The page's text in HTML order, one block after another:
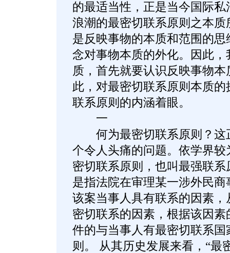
的最适当性，正是当今国际私
浪潮的最密切联系原则之本
是反映事物的本质和范围的
念对事物本质的外化。因此
质，首先就要认识反映事物
此，对最密切联系原则本质
联系原则的内涵着眼。
一
何为最密切联系原则？这
个令人头痛的问题。依学界
密切联系原则，也叫最强联
是指法院在审理某一涉外民
该案当事人具有联系的因素
密切联系的因素，根据该因
件的与当事人有最密切联系
则。 从其历史发展来看，“最